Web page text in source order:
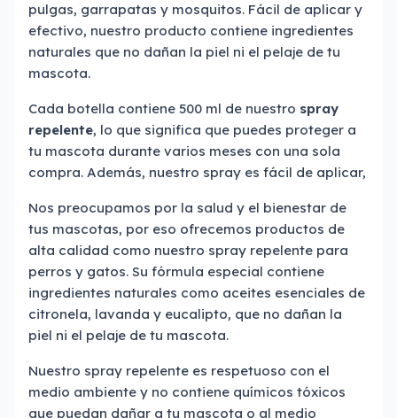
pulgas, garrapatas y mosquitos. Fácil de aplicar y
efectivo, nuestro producto contiene ingredientes
naturales que no dañan la piel ni el pelaje de tu
mascota.
Cada botella contiene 500 ml de nuestro spray
repelente, lo que significa que puedes proteger a
tu mascota durante varios meses con una sola
compra. Además, nuestro spray es fácil de aplicar,
Nos preocupamos por la salud y el bienestar de
tus mascotas, por eso ofrecemos productos de
alta calidad como nuestro spray repelente para
perros y gatos. Su fórmula especial contiene
ingredientes naturales como aceites esenciales de
citronela, lavanda y eucalipto, que no dañan la
piel ni el pelaje de tu mascota.
Nuestro spray repelente es respetuoso con el
medio ambiente y no contiene químicos tóxicos
que puedan dañar a tu mascota o al medio